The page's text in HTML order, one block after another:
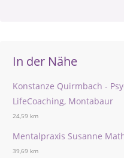
In der Nähe
Konstanze Quirmbach -
LifeCoaching, Montabaur
24,59 km
Mentalpraxis Susanne
39,69 km